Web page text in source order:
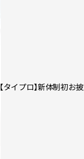
【タイプロ】新体制初お